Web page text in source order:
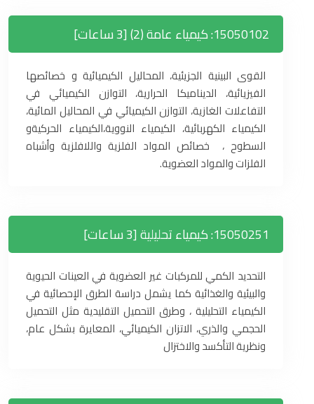
15050102: كيمياء عامة (2) [3 ساعات]
القوى البينية الجزيئية، المحاليل الكيميائية و خصائصها
الفيزيائية، الديناميكا الحرارية، التوازن الكيميائي في
التفاعلات الغازية، التوازن الكيميائي في المحاليل المائية،
الكيمياء الكهربائية، الكيمياء النووية،الكيمياء الحركيةو
السطوح ، خصائص المواد الفلزية واللافلزية وأشباه
الفلزات والمواد العضوية.
15050251: كيمياء تحليلية [3 ساعات]
التحديد الكمي للمركبات غير العضوية في العينات الحيوية
والبيئية والغذائية كما يشمل دراسة الطرق الإحصائية في
الكيمياء التحليلية ، وطرق التحميل التقليدية مثل التحميل
الحجمي والذري، الاتزان الكيميائي، المعايرة بشكل عام،
ونظرية التأكسد والاختزال